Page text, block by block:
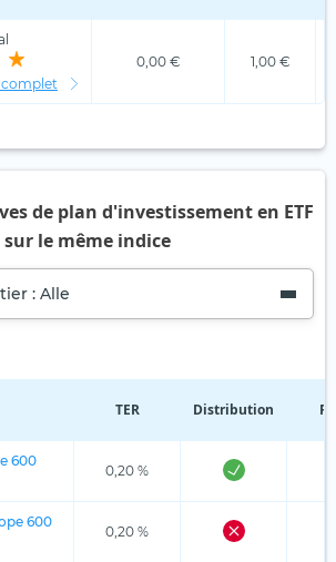
complet
0,00 € 1,00 €
de plan d'investissement en ETF
sur le même indice
: Alle
TER Distribution
600
0,20 %
600
0,20 %